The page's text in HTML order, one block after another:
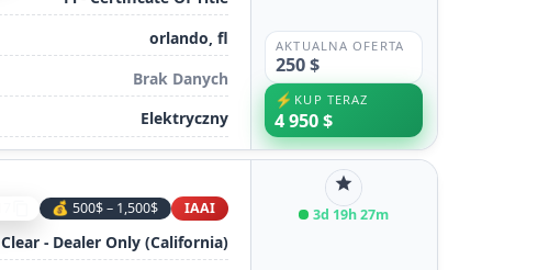
orlando, fl
Brak Danych
Elektryczny
AKTUALNA OFERTA
250 $
⚡ KUP TERAZ
4 950 $
💰 500$ – 1,500$ IAAI
Clear - Dealer Only (California)
star
3d 19h 27m